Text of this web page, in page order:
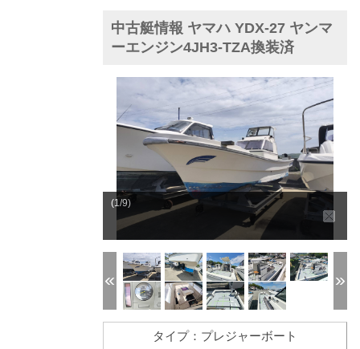
中古艇情報 ヤマハ YDX-27 ヤンマ
ーエンジン4JH3-TZA換装済
(1/9)
タイプ：プレジャーボート